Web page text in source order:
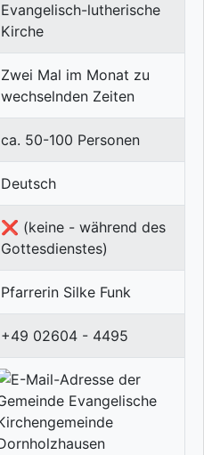
Evangelisch-lutherische
Kirche
Zwei Mal im Monat zu
wechselnden Zeiten
ca. 50-100 Personen
Deutsch
❌ (keine - während des
Gottesdienstes)
Pfarrerin Silke Funk
+49 02604 - 4495